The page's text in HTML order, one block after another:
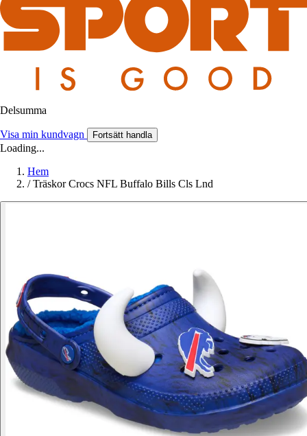
Delsumma
Visa min kundvagn Fortsätt handla
Loading...
Hem
/ Träskor Crocs NFL Buffalo Bills Cls Lnd